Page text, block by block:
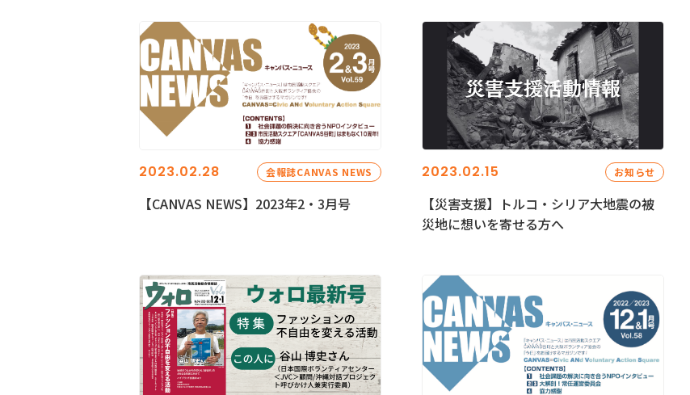
2023.02.28 会報誌CANVAS NEWS
【CANVAS NEWS】2023年2・3月号
2023.02.15 お知らせ
【災害支援】トルコ・シリア大地震の被
災地に想いを寄せる方へ